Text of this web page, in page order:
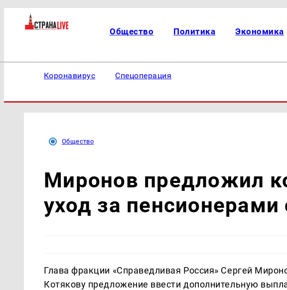
Общество Политика Экономика
Коронавирус Спецоперация
Общество
Миронов предложил
уход за
Глава фракции «Справедливая Россия» Сергей
Котякову предложение ввести дополнительную